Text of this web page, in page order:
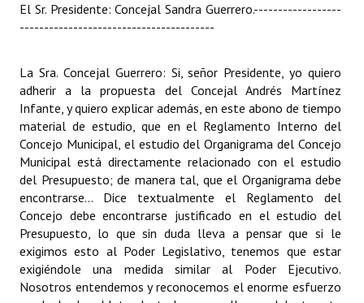
El Sr. Presidente: Concejal Sandra Guerrero.------------------
----------------------------------------
La Sra. Concejal Guerrero: Si, señor Presidente, yo quiero
adherir a la propuesta del Concejal Andrés Martínez
Infante, y quiero explicar además, en este abono de tiempo
material de estudio, que en el Reglamento Interno del
Concejo Municipal, el estudio del Organigrama del Concejo
Municipal está directamente relacionado con el estudio
del Presupuesto; de manera tal, que el Organigrama debe
encontrarse... Dice textualmente el Reglamento del
Concejo debe encontrarse justificado en el estudio del
Presupuesto, lo que sin duda lleva a pensar que si le
exigimos esto al Poder Legislativo, tenemos que estar
exigiéndole una medida similar al Poder Ejecutivo.
Nosotros entendemos y reconocemos el enorme esfuerzo